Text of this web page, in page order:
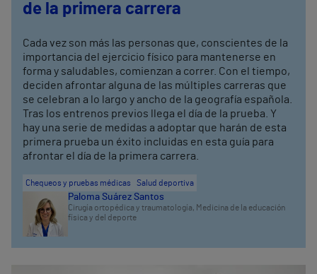
de la primera carrera
Cada vez son más las personas que, conscientes de la
importancia del ejercicio físico para mantenerse en
forma y saludables, comienzan a correr. Con el tiempo,
deciden afrontar alguna de las múltiples carreras que
se celebran a lo largo y ancho de la geografía española.
Tras los entrenos previos llega el día de la prueba. Y
hay una serie de medidas a adoptar que harán de esta
primera prueba un éxito incluidas en esta guía para
afrontar el día de la primera carrera.
Chequeos y pruebas médicas Salud deportiva
Paloma Suárez Santos
Cirugía ortopédica y traumatología, Medicina de la educación
física y del deporte